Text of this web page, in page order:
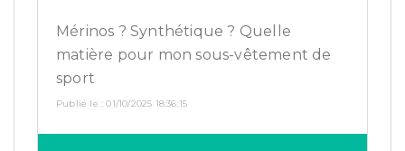
Mérinos ? Synthétique ? Quelle
matière pour mon sous-vêtement de
sport
Publié le : 01/10/2025 18:36:15